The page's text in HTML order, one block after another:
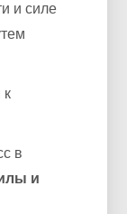
и силе
к
в
и